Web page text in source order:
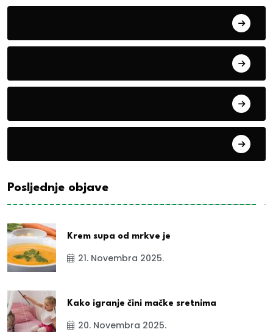
Posljednje objave
Krem supa od mrkve je
21. Novembra 2025.
Kako igranje čini mačke sretnima
20. Novembra 2025.